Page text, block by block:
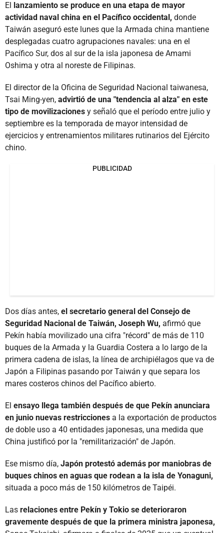
El lanzamiento se produce en una etapa de mayor
actividad naval china en el Pacífico occidental, donde
Taiwán aseguró este lunes que la Armada china mantiene
desplegadas cuatro agrupaciones navales: una en el
Pacífico Sur, dos al sur de la isla japonesa de Amami
Oshima y otra al noreste de Filipinas.
El director de la Oficina de Seguridad Nacional taiwanesa,
Tsai Ming-yen, advirtió de una "tendencia al alza" en este
tipo de movilizaciones y señaló que el período entre julio y
septiembre es la temporada de mayor intensidad de
ejercicios y entrenamientos militares rutinarios del Ejército
chino.
PUBLICIDAD
Dos días antes, el secretario general del Consejo de
Seguridad Nacional de Taiwán, Joseph Wu, afirmó que
Pekín había movilizado una cifra "récord" de más de 110
buques de la Armada y la Guardia Costera a lo largo de la
primera cadena de islas, la línea de archipiélagos que va de
Japón a Filipinas pasando por Taiwán y que separa los
mares costeros chinos del Pacífico abierto.
El ensayo llega también después de que Pekín anunciara
en junio nuevas restricciones a la exportación de productos
de doble uso a 40 entidades japonesas, una medida que
China justificó por la "remilitarización" de Japón.
Ese mismo día, Japón protestó además por maniobras de
buques chinos en aguas que rodean a la isla de Yonaguni,
situada a poco más de 150 kilómetros de Taipéi.
Las relaciones entre Pekín y Tokio se deterioraron
gravemente después de que la primera ministra japonesa,